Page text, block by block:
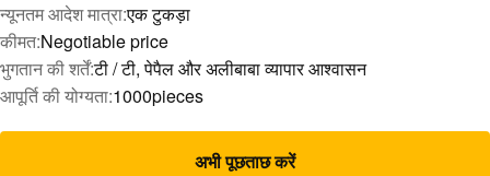
न्यूनतम आदेश मात्रा:एक टुकड़ा
कीमत:Negotiable price
भुगतान की शर्तें:टी / टी, पेपैल और अलीबाबा व्यापार आश्वासन
आपूर्ति की योग्यता:1000pieces
अभी पूछताछ करें